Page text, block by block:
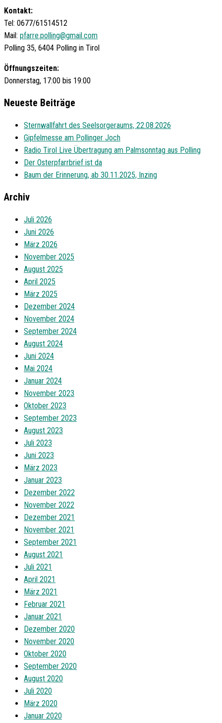
Kontakt:
Tel: 0677/61514512
Mail: pfarre.polling@gmail.com
Polling 35, 6404 Polling in Tirol
Öffnungszeiten:
Donnerstag, 17:00 bis 19:00
Neueste Beiträge
Sternwallfahrt des Seelsorgeraums, 22.08.2026
Gipfelmesse am Pollinger Joch
Radio Tirol Live Übertragung am Palmsonntag aus Polling
Der Osterpfarrbrief ist da
Baum der Erinnerung, ab 30.11.2025, Inzing
Archiv
Juli 2026
Juni 2026
März 2026
November 2025
August 2025
April 2025
März 2025
Dezember 2024
November 2024
September 2024
August 2024
Juni 2024
Mai 2024
Januar 2024
November 2023
Oktober 2023
September 2023
August 2023
Juli 2023
Juni 2023
März 2023
Januar 2023
Dezember 2022
November 2022
Dezember 2021
November 2021
September 2021
August 2021
Juli 2021
April 2021
März 2021
Februar 2021
Januar 2021
Dezember 2020
November 2020
Oktober 2020
September 2020
August 2020
Juli 2020
März 2020
Januar 2020